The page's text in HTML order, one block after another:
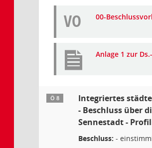
VO 00-
Anlage 1 zur
Ö 8
Integriertes
- Beschluss über
Sennestadt -
Beschluss: -